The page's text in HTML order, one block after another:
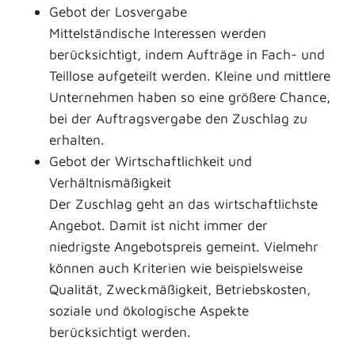
Gebot der Losvergabe
Mittelständische Interessen werden
berücksichtigt, indem Aufträge in Fach- und
Teillose aufgeteilt werden. Kleine und mittlere
Unternehmen haben so eine größere Chance,
bei der Auftragsvergabe den Zuschlag zu
erhalten.
Gebot der Wirtschaftlichkeit und
Verhältnismäßigkeit
Der Zuschlag geht an das wirtschaftlichste
Angebot. Damit ist nicht immer der
niedrigste Angebotspreis gemeint. Vielmehr
können auch Kriterien wie beispielsweise
Qualität, Zweckmäßigkeit, Betriebskosten,
soziale und ökologische Aspekte
berücksichtigt werden.